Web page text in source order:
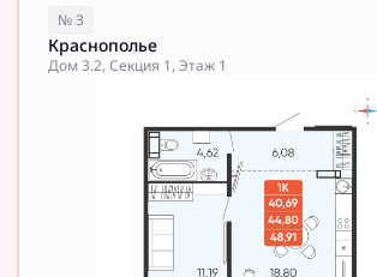
№ 3
Краснополье
Дом 3.2, Секция 1, Этаж 1